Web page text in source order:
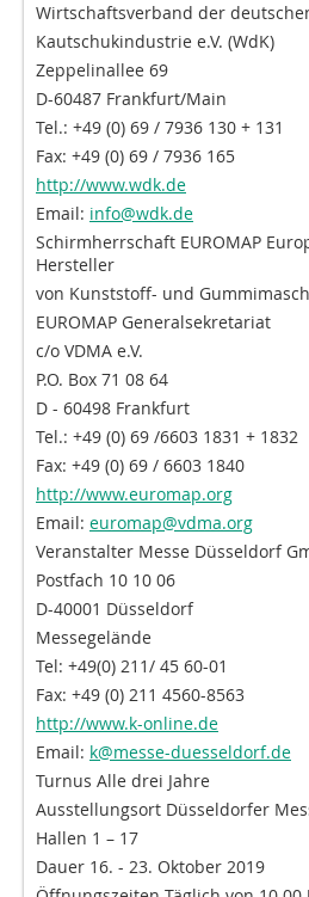
Wirtschaftsverband der
Kautschukindustrie e.V. (WdK)
Zeppelinallee 69
D-60487 Frankfurt/Main
Tel.: +49 (0) 69 / 7936 130 + 131
Fax: +49 (0) 69 / 7936 165
http://www.wdk.de
Email: info@wdk.de
Schirmherrschaft EUROMAP
Hersteller
von Kunststoff- und
EUROMAP Generalsekretariat
c/o VDMA e.V.
P.O. Box 71 08 64
D - 60498 Frankfurt
Tel.: +49 (0) 69 /6603 1831 + 1832
Fax: +49 (0) 69 / 6603 1840
http://www.euromap.org
Email: euromap@vdma.org
Veranstalter Messe Düsseldorf
Postfach 10 10 06
D-40001 Düsseldorf
Messegelände
Tel: +49(0) 211/ 45 60-01
Fax: +49 (0) 211 4560-8563
http://www.k-online.de
Email: k@messe-duesseldorf.de
Turnus Alle drei Jahre
Ausstellungsort Düsseldorfer
Hallen 1 – 17
Dauer 16. - 23. Oktober 2019